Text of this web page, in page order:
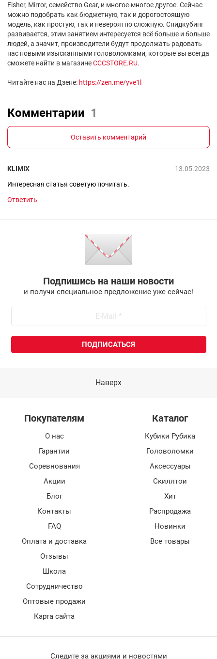
Fisher, Mirror, семейство Gear, и многое-многое другое. Сейчас
можно подобрать как бюджетную, так и дорогостоящую
модель, как простую, так и невероятно сложную. Спидкубинг
развивается, этим занятием интересуется всё больше и больше
людей, а значит, производители будут продолжать радовать
нас новыми изысканными головоломками, которые вы всегда
сможете найти в магазинеCCCSTORE.RU.
Читайте нас на Дзене: https://zen.me/yve1l
Комментарии 1
Оставить комментарий
KLIMIX
13.05.2023
Интересная статья советую почитать.
Ответить
Подпишись на наши новости
и получи специальное предложение уже сейчас!
Наверх
Покупателям
О нас
Гарантии
Соревнования
Акции
Блог
Контакты
FAQ
Оплата и доставка
Отзывы
Школа
Сотрудничество
Оптовые продажи
Карта сайта
Каталог
Кубики Рубика
Головоломки
Аксессуары
Скиллтои
Хит
Распродажа
Новинки
Все товары
Следите за акциями и новостями